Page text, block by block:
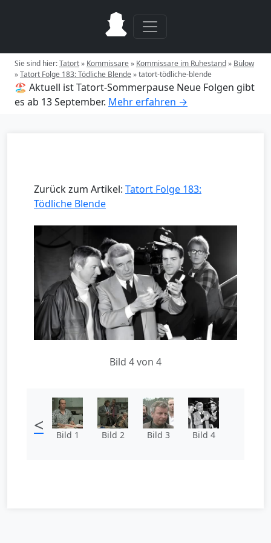
Sie sind hier:Tatort» Kommissare» Kommissare im Ruhestand» Bülow
»Tatort Folge 183: Tödliche Blende»tatort-tödliche-blende
🏖️ Aktuell ist Tatort-Sommerpause Neue Folgen gibt
es ab 13 September. Mehr erfahren →
Zurück zum Artikel: Tatort Folge 183:
Tödliche Blende
Bild 4 von 4
< Bild 1 Bild 2 Bild 3 Bild 4